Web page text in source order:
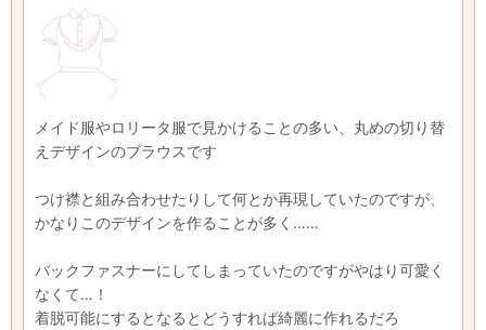
メイド服やロリータ服で見かけることの多い、丸めの切り替
えデザインのブラウスです
つけ襟と組み合わせたりして何とか再現していたのですが、
かなりこのデザインを作ることが多く……
バックファスナーにしてしまっていたのですがやはり可愛く
なくて…！
着脱可能にするとなるとどうすれば綺麗に作れるだろ